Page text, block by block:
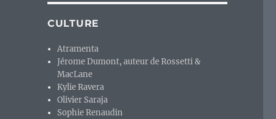
CULTURE
Atramenta
Jérome Dumont, auteur de Rossetti &
MacLane
Kylie Ravera
Olivier Saraja
Sophie Renaudin